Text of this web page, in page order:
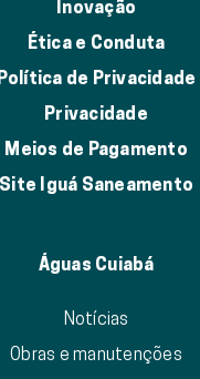
Inovação
Ética e Conduta
Política de Privacidade
Privacidade
Meios de Pagamento
Site Iguá Saneamento
Águas Cuiabá
Notícias
Obras e manutenções